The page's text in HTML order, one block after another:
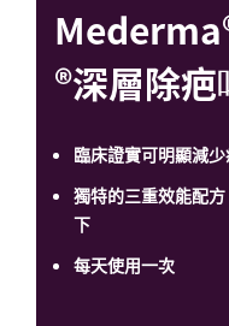
®深層除疤
臨床證實可明顯減
獨特的三重效能配方
下
每天使用一次